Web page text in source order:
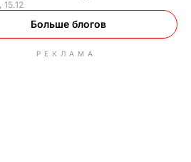
15.12
Больше блогов
РЕКЛАМА